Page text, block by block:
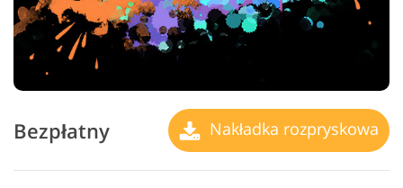
Bezpłatny Nakładka rozpryskowa